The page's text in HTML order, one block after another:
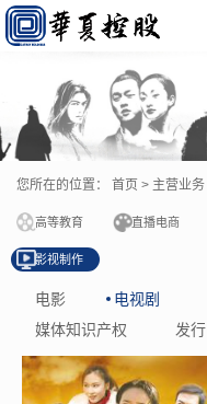
您所在的位置： 首页 > 主营业务
高等教育 直播电商
影视制作
电影 电视剧
媒体知识产权
发行